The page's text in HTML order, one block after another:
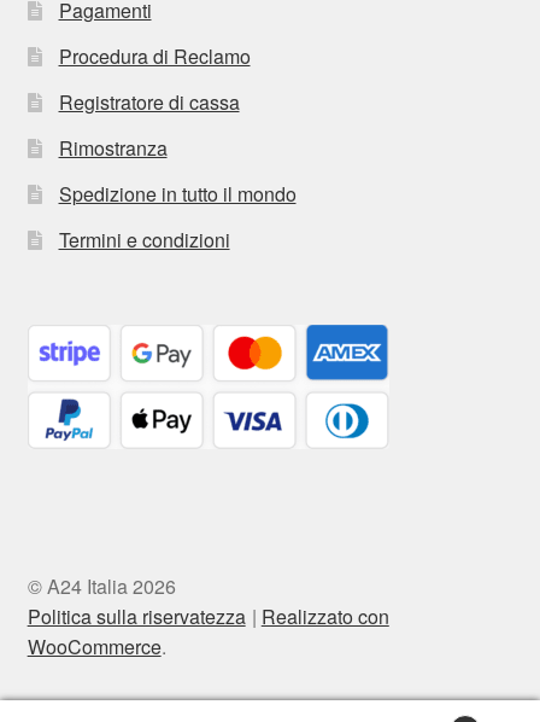
Pagamenti
Procedura di Reclamo
Registratore di cassa
Rimostranza
Spedizione in tutto il mondo
Termini e condizioni
© A24 Italia 2026
Politica sulla riservatezza
Realizzato con
WooCommerce.